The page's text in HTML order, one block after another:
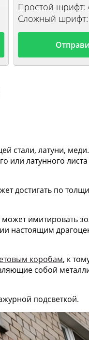
Простой шрифт:
Сложный шрифт:
стали, латуни,
или латунного
достигать по
имитировать
настоящим
коробам, к
собой
подсветкой.